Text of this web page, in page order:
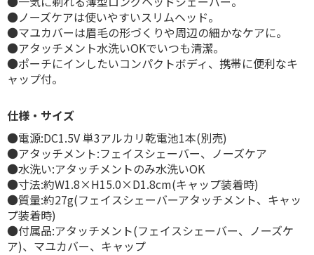
●ノーズケアは使いやすいスリムヘッド。
●マユカバーは眉毛の形づくりや周辺の細かなケアに。
●アタッチメント水洗いOKでいつも清潔。
●ポーチにインしたいコンパクトボディ、携帯に便利なキ
ャップ付。
仕様・サイズ
●電源:DC1.5V 単3アルカリ乾電池1本(別売)
●アタッチメント:フェイスシェーバー、ノーズケア
●水洗い:アタッチメントのみ水洗いOK
●寸法:約W1.8×H15.0×D1.8cm(キャップ装着時)
●質量:約27g(フェイスシェーバーアタッチメント、キャッ
プ装着時)
●付属品:アタッチメント(フェイスシェーバー、ノーズケ
ア)、マユカバー、キャップ